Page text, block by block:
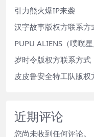
引力熊火爆IP来袭
汉字故事版权方联系方
PUPU ALIENS（噗噗
岁时令版权方联系方式
皮皮鲁安全特工队版
近期评论
您尚未收到任何评论。